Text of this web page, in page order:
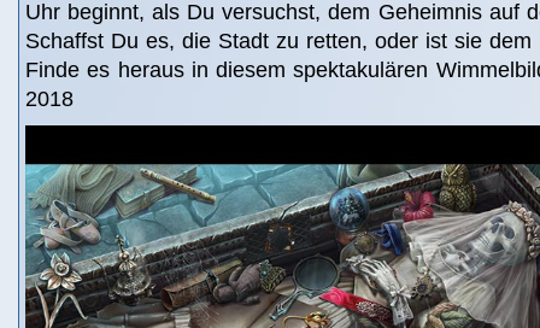
Uhr beginnt, als Du versuchst, dem Geheimnis auf
Schaffst Du es, die Stadt zu retten, oder ist sie dem
Finde es heraus in diesem spektakulären
2018